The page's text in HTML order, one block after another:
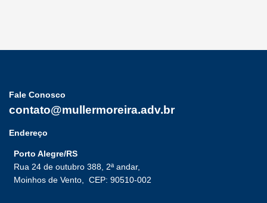
Fale Conosco
contato@mullermoreira.adv.br
Endereço
Porto Alegre/RS
Rua 24 de outubro 388, 2ª andar,
Moinhos de Vento, CEP: 90510-002